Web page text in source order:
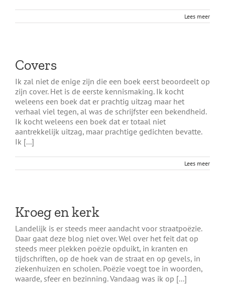
Lees meer
Covers
Ik zal niet de enige zijn die een boek eerst beoordeelt op
zijn cover. Het is de eerste kennismaking. Ik kocht
weleens een boek dat er prachtig uitzag maar het
verhaal viel tegen, al was de schrijfster een bekendheid.
Ik kocht weleens een boek dat er totaal niet
aantrekkelijk uitzag, maar prachtige gedichten bevatte.
Ik [...]
Lees meer
Kroeg en kerk
Landelijk is er steeds meer aandacht voor straatpoëzie.
Daar gaat deze blog niet over. Wel over het feit dat op
steeds meer plekken poëzie opduikt, in kranten en
tijdschriften, op de hoek van de straat en op gevels, in
ziekenhuizen en scholen. Poëzie voegt toe in woorden,
waarde, sfeer en bezinning. Vandaag was ik op [...]